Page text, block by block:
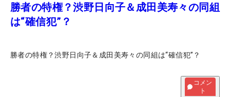
勝者の特権？渋野日向子＆成田美寿々の同組
は“確信犯”？
勝者の特権？渋野日向子＆成田美寿々の同組は“確信犯”？
コメン
ト